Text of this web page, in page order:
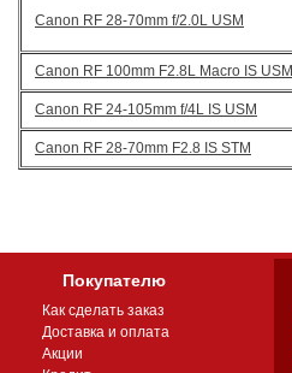
Canon RF 28-70mm f/2.0L USM
Canon RF 100mm F2.8L Macro IS USM
Canon RF 24-105mm f/4L IS USM
Canon RF 28-70mm F2.8 IS STM
Покупателю
Как сделать заказ
Доставка и оплата
Акции